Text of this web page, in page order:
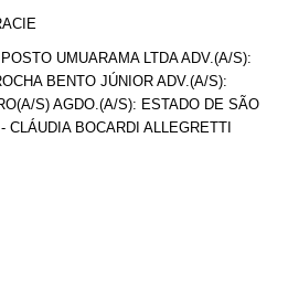
UMUARAMA LTDA ADV.(A/S):
BENTO JÚNIOR ADV.(A/S):
S) AGDO.(A/S): ESTADO DE SÃO
CLÁUDIA BOCARDI ALLEGRETTI